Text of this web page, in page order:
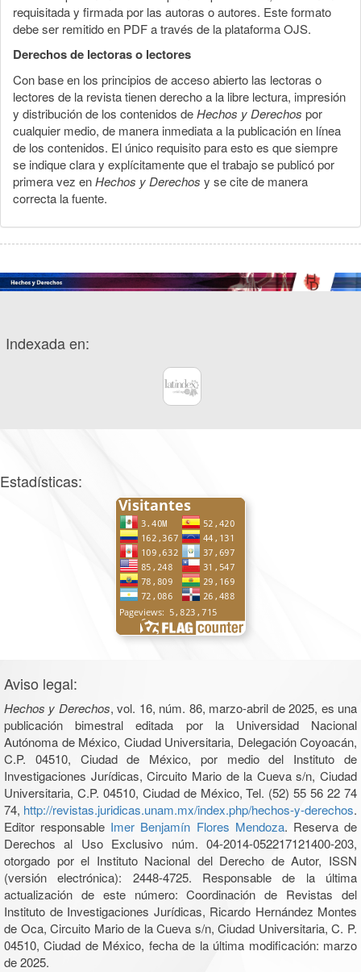
requisitada y firmada por las autoras o autores. Este formato
debe ser remitido en PDF a través de la plataforma OJS.
Derechos de lectoras o lectores
Con base en los principios de acceso abierto las lectoras o
lectores de la revista tienen derecho a la libre lectura, impresión
y distribución de los contenidos deHechos y Derechos por
cualquier medio, de manera inmediata a la publicación en línea
de los contenidos. El único requisito para esto es que siempre
se indique clara y explícitamente que el trabajo se publicó por
primera vez enHechos y Derechos y se cite de manera
correcta la fuente.
Indexada en:
Estadísticas:
Aviso legal:
Hechos y Derechos, vol. 16, núm. 86, marzo-abril de 2025, es una
publicación bimestral editada por la Universidad Nacional
Autónoma de México, Ciudad Universitaria, Delegación Coyoacán,
C.P. 04510, Ciudad de México, por medio del Instituto de
Investigaciones Jurídicas, Circuito Mario de la Cueva s/n, Ciudad
Universitaria, C.P. 04510, Ciudad de México, Tel. (52) 55 56 22 74
74, http://revistas.juridicas.unam.mx/index.php/hechos-y-derechos.
Editor responsable Imer Benjamín Flores Mendoza. Reserva de
Derechos al Uso Exclusivo núm. 04-2014-052217121400-203,
otorgado por el Instituto Nacional del Derecho de Autor, ISSN
(versión electrónica): 2448-4725. Responsable de la última
actualización de este número: Coordinación de Revistas del
Instituto de Investigaciones Jurídicas, Ricardo Hernández Montes
de Oca, Circuito Mario de la Cueva s/n, Ciudad Universitaria, C. P.
04510, Ciudad de México, fecha de la última modificación: marzo
de 2025.